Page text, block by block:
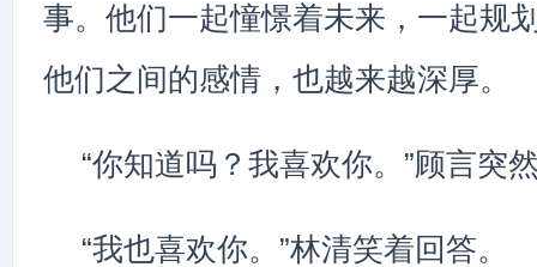
事。他们一起憧憬着未来，一起规
他们之间的感情，也越来越深厚。
“你知道吗？我喜欢你。”顾言突
“我也喜欢你。”林清笑着回答。